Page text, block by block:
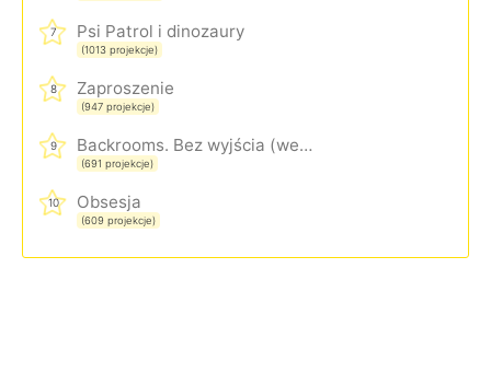
7 Psi Patrol i dinozaury
(1013 projekcje)
8 Zaproszenie
(947 projekcje)
9 Backrooms. Bez wyjścia (wersja rozszerzona)
(691 projekcje)
10 Obsesja
(609 projekcje)